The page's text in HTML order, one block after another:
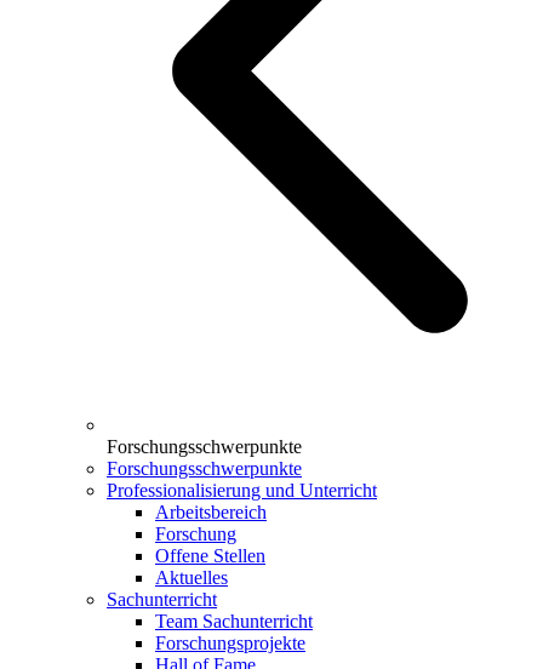
Forschungsschwerpunkte
Forschungsschwerpunkte
Professionalisierung und Unterricht
Arbeitsbereich
Forschung
Offene Stellen
Aktuelles
Sachunterricht
Team Sachunterricht
Forschungsprojekte